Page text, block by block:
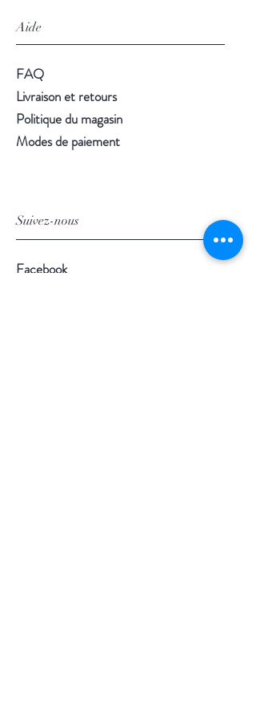
Aide
FAQ
Livraison et retours
Politique du magasin
Modes de paiement
Suivez-nous
Facebook